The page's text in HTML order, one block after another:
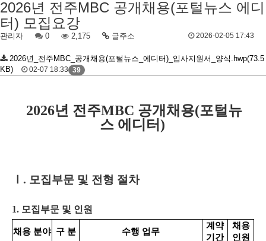
2026년 전주MBC 공개채용(포털뉴스 에디
터) 모집요강
관리자 0 2,175 글주소 2026-02-05 17:43
2026년_전주MBC_공개채용(포털뉴스_에디터)_입사지원서_양식.hwp(73.5
KB)
02-07 18:33 39
2026년 전주MBC 공개채용(포털뉴
스 에디터)
. 모집부문 및 전형 절차
1. 모집부문 및 인원
채용 분야 구 분 수행 업무
계약
기간
채용
인원